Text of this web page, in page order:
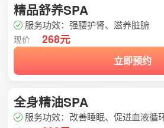
精品舒养SPA
服务功效：强腰护肾、滋养脏腑
现价 268元
立即预约
全身精油SPA
服务功效：改善睡眠、促进血液循